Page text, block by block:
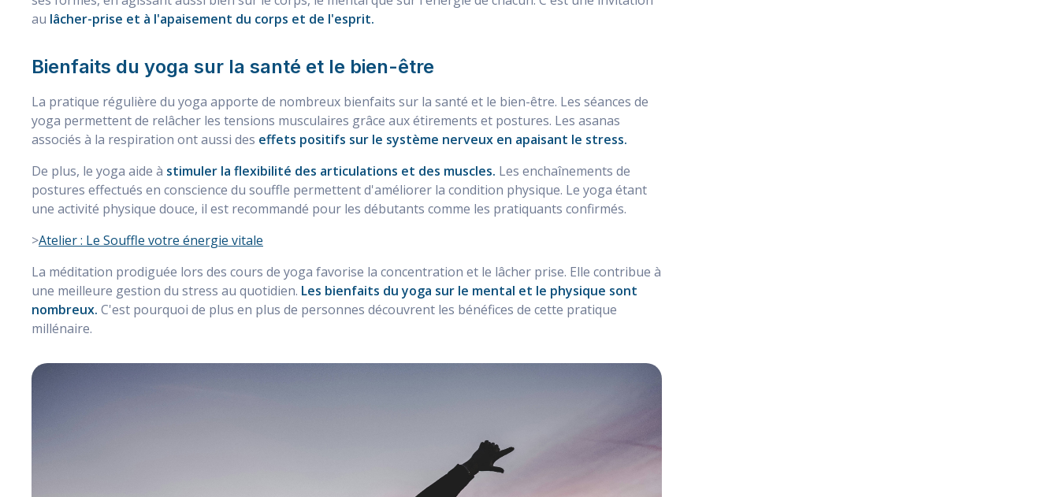
au lâcher-prise et à l'apaisement du corps et de l'esprit.
Bienfaits du yoga sur la santé et le bien-être
La pratique régulière du yoga apporte de nombreux bienfaits sur la santé et le bien-être. Les séances de
yoga permettent de relâcher les tensions musculaires grâce aux étirements et postures. Les asanas
associés à la respiration ont aussi des effets positifs sur le système nerveux en apaisant le stress.
De plus, le yoga aide à stimuler la flexibilité des articulations et des muscles. Les enchaînements de
postures effectués en conscience du souffle permettent d'améliorer la condition physique. Le yoga étant
une activité physique douce, il est recommandé pour les débutants comme les pratiquants confirmés.
>Atelier : Le Souffle votre énergie vitale
La méditation prodiguée lors des cours de yoga favorise la concentration et le lâcher prise. Elle contribue à
une meilleure gestion du stress au quotidien. Les bienfaits du yoga sur le mental et le physique sont
nombreux. C'est pourquoi de plus en plus de personnes découvrent les bénéfices de cette pratique
millénaire.